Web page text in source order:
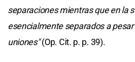
separaciones mientras que en la
esencialmente separados a
uniones"(Op. Cit. p. p. 39).